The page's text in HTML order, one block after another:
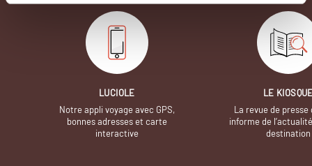
LUCIOLE
Notre appli voyage avec GPS,
bonnes adresses et carte
interactive
LE
La revue de presse
informe de
destination